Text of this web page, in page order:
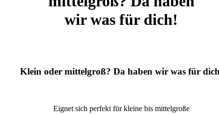
wir was für dich!
Klein oder mittelgroß? Da haben wir was für
Eignet sich perfekt für kleine bis mittelgroße